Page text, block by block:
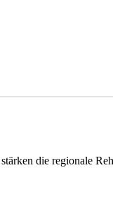
die regionale